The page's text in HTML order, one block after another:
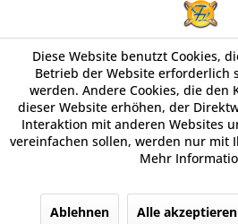
Diese Website benutzt Cookies,
Betrieb der Website erforderlich
werden. Andere Cookies, die den
dieser Website erhöhen, der
Interaktion mit anderen Websites
vereinfachen sollen, werden nur mit
Mehr
Ablehnen Alle akzeptieren